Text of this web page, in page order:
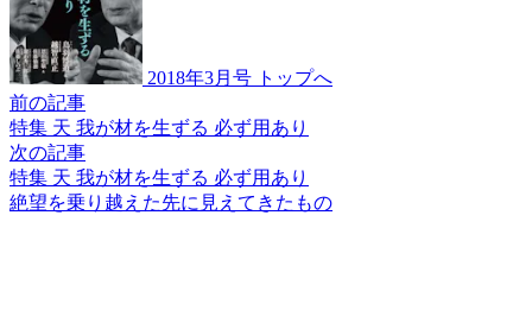
2018年3月号 トップへ
前の記事
特集 天 我が材を生ずる 必ず用あり
次の記事
特集 天 我が材を生ずる 必ず用あり
絶望を乗り越えた先に見えてきたもの